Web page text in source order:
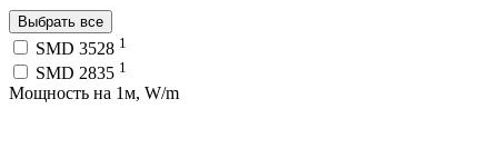
Выбрать все
SMD 3528 1
SMD 2835 1
Мощность на 1м, W/m